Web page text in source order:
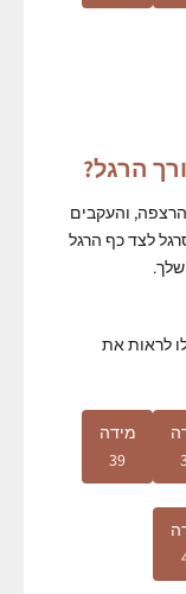
הרגל?
והעקבים
לצד כף הרגל
לראות את
מידה
39